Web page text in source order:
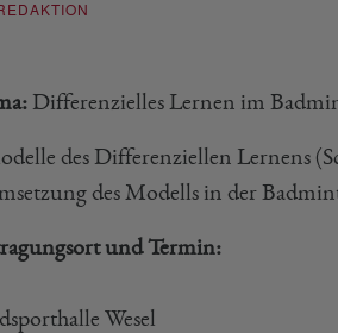
Differenzielles Lernen im
des Differenziellen Lernens
des Modells in der
und Termin:
Wesel